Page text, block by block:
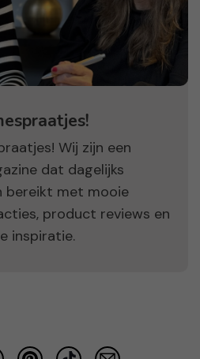
Wij zijn een
dat dagelijks
bereikt met mooie
product reviews en
inspiratie.